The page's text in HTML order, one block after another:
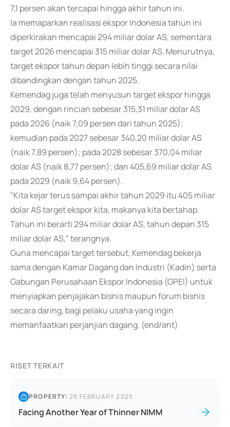
7,1 persen akan tercapai hingga akhir tahun ini.
Ia memaparkan realisasi ekspor Indonesia tahun ini
diperkirakan mencapai 294 miliar dolar AS, sementara
target 2026 mencapai 315 miliar dolar AS. Menurutnya,
target ekspor tahun depan lebih tinggi secara nilai
dibandingkan dengan tahun 2025.
Kemendag juga telah menyusun target ekspor hingga
2029, dengan rincian sebesar 315,31 miliar dolar AS
pada 2026 (naik 7,09 persen dari tahun 2025);
kemudian pada 2027 sebesar 340,20 miliar dolar AS
(naik 7,89 persen); pada 2028 sebesar 370,04 miliar
dolar AS (naik 8,77 persen); dan 405,69 miliar dolar AS
pada 2029 (naik 9,64 persen).
"Kita kejar terus sampai akhir tahun 2029 itu 405 miliar
dolar AS target ekspor kita, makanya kita bertahap.
Tahun ini berarti 294 miliar dolar AS, tahun depan 315
miliar dolar AS," terangnya.
Guna mencapai target tersebut, Kemendag bekerja
sama dengan Kamar Dagang dan Industri (Kadin) serta
Gabungan Perusahaan Ekspor Indonesia (GPEI) untuk
menyiapkan penjajakan bisnis maupun forum bisnis
secara daring, bagi pelaku usaha yang ingin
memanfaatkan perjanjian dagang. (end/ant)
RISET TERKAIT
PROPERTY|28 FEBRUARY 2025
Facing Another Year of Thinner NIMM